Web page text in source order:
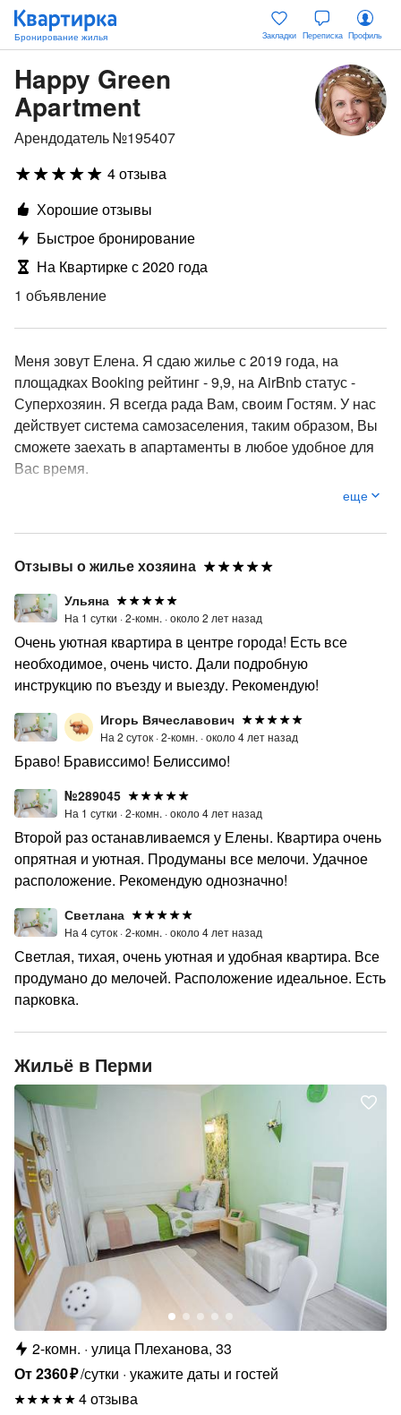
Закладки Переписка Профиль
Happy Green
Apartment
Арендодатель №195407
4 отзыва
Хорошие отзывы
Быстрое бронирование
На Квартирке с 2020 года
1 объявление
Меня зовут Елена. Я сдаю жилье с 2019 года, на
площадках Booking рейтинг - 9,9, на AirBnb статус -
Суперхозяин. Я всегда рада Вам, своим Гостям. У нас
действует система самозаселения, таким образом, Вы
сможете заехать в апартаменты в любое удобное для
Вас время.
еще
Отзывы о жилье хозяина
Ульяна
На 1 сутки ·2-комн. ·около 2 лет назад
Очень уютная квартира в центре города! Есть все
необходимое, очень чисто. Дали подробную
инструкцию по въезду и выезду. Рекомендую!
Игорь Вячеславович
На 2 суток ·2-комн. ·около 4 лет назад
Браво! Брависсимо! Белиссимо!
№289045
На 1 сутки ·2-комн. ·около 4 лет назад
Второй раз останавливаемся у Елены. Квартира очень
опрятная и уютная. Продуманы все мелочи. Удачное
расположение. Рекомендую однозначно!
Светлана
На 4 суток ·2-комн. ·около 4 лет назад
Светлая, тихая, очень уютная и удобная квартира. Все
продумано до мелочей. Расположение идеальное. Есть
парковка.
Жильё в Перми
2-комн. улица Плеханова, 33
От2360₽/сутки укажите даты и гостей
4 отзыва